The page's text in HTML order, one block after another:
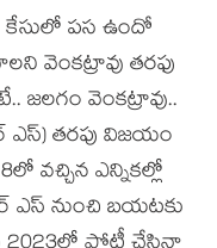
కేసులో ప‌స ఉందో
వెంక‌ట్రావు త‌ర‌ఫు
జ‌ల‌గం వెంక‌ట్రావు..
ఎస్‌) త‌ర‌పు విజ‌యం
వ‌చ్చిన ఎన్నిక‌ల్లో
నుంచి బ‌య‌ట‌కు